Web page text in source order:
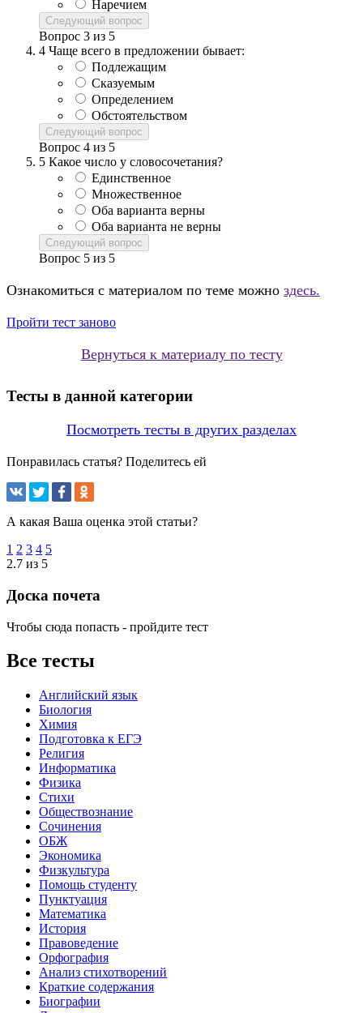
Наречием
Следующий вопрос
Вопрос 3 из 5
4 Чаще всего в предложении бывает:
Подлежащим
Сказуемым
Определением
Обстоятельством
Следующий вопрос
Вопрос 4 из 5
5 Какое число у словосочетания?
Единственное
Множественное
Оба варианта верны
Оба варианта не верны
Следующий вопрос
Вопрос 5 из 5
Ознакомиться с материалом по теме можно здесь.
Пройти тест заново
Вернуться к материалу по тесту
Тесты в данной категории
Посмотреть тесты в других разделах
Понравилась статья? Поделитесь ей
А какая Ваша оценка этой статьи?
1 2 3 4 5
2.7 из 5
Доска почета
Чтобы сюда попасть - пройдите тест
Все тесты
Английский язык
Биология
Химия
Подготовка к ЕГЭ
Религия
Информатика
Физика
Стихи
Обществознание
Сочинения
ОБЖ
Экономика
Физкультура
Помощь студенту
Пунктуация
Математика
История
Правоведение
Орфография
Анализ стихотворений
Краткие содержания
Биографии